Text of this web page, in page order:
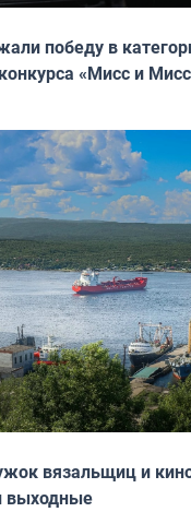
победу в
«Мисс и
вязальщиц и
выходные